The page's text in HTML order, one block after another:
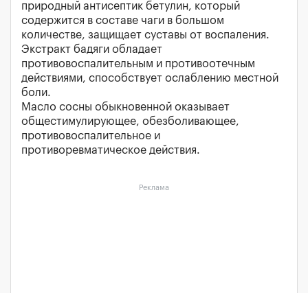
природный антисептик бетулин, который
содержится в составе чаги в большом
количестве, защищает суставы от воспаления.
Экстракт бадяги обладает
противовоспалительным и противоотечным
действиями, способствует ослаблению местной
боли.
Масло сосны обыкновенной оказывает
общестимулирующее, обезболивающее,
противовоспалительное и
противоревматическое действия.
Реклама